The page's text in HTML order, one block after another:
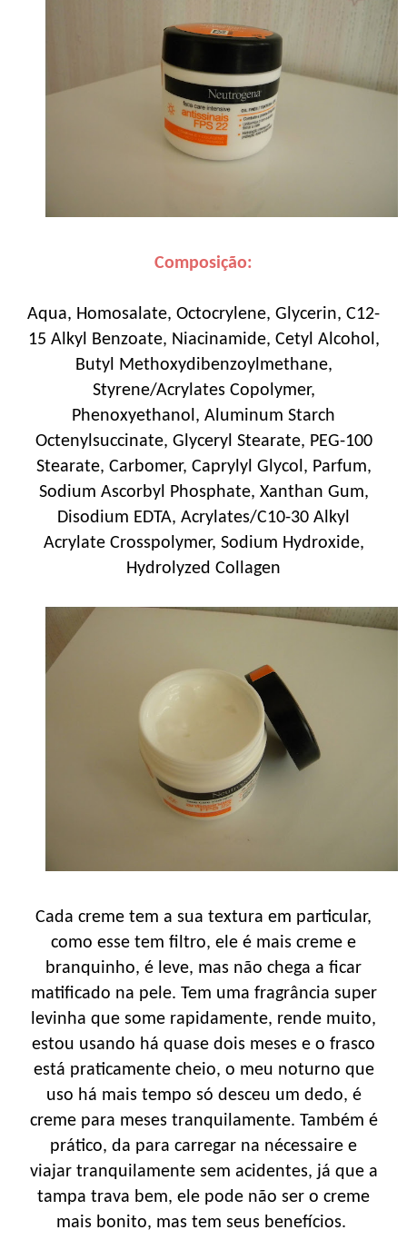
Composição:
Aqua, Homosalate, Octocrylene, Glycerin, C12-
15 Alkyl Benzoate, Niacinamide, Cetyl Alcohol,
Butyl Methoxydibenzoylmethane,
Styrene/Acrylates Copolymer,
Phenoxyethanol, Aluminum Starch
Octenylsuccinate, Glyceryl Stearate, PEG-100
Stearate, Carbomer, Caprylyl Glycol, Parfum,
Sodium Ascorbyl Phosphate, Xanthan Gum,
Disodium EDTA, Acrylates/C10-30 Alkyl
Acrylate Crosspolymer, Sodium Hydroxide,
Hydrolyzed Collagen
Cada creme tem a sua textura em particular,
como esse tem filtro, ele é mais creme e
branquinho, é leve, mas não chega a ficar
matificado na pele. Tem uma fragrância super
levinha que some rapidamente, rende muito,
estou usando há quase dois meses e o frasco
está praticamente cheio, o meu noturno que
uso há mais tempo só desceu um dedo, é
creme para meses tranquilamente. Também é
prático, da para carregar na nécessaire e
viajar tranquilamente sem acidentes, já que a
tampa trava bem, ele pode não ser o creme
mais bonito, mas tem seus benefícios.